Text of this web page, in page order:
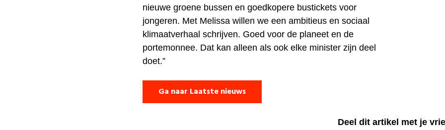
nieuwe groene bussen en goedkopere bustickets voor
jongeren. Met Melissa willen we een ambitieus en sociaal
klimaatverhaal schrijven. Goed voor de planeet en de
portemonnee. Dat kan alleen als ook elke minister zijn deel
doet.”
Ga naar Laatste nieuws
Deel dit artikel met je